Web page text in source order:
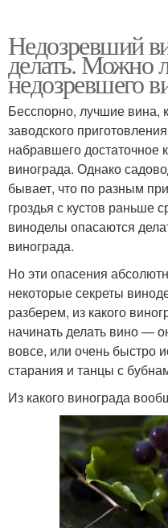
Недозревший
делать. Можно
недозревшего
Бесспорно, лучшие вина,
заводского
набравшего достаточное
винограда. Однако
бывает, что по разным
гроздья с кустов раньше
виноделы опасаются
винограда.
Но эти опасения
некоторые секреты
разберем, из какого
начинать делать вино —
вовсе, или очень быстро
старания и танцы с
Из какого винограда